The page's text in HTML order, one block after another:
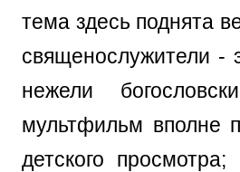
тема здесь поднята
священослужители -
нежели
мультфильм вполне
детского